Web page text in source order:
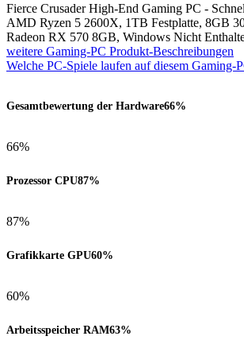
Fierce Crusader High-End Gaming PC -
AMD Ryzen 5 2600X, 1TB Festplatte, 8GB
Radeon RX 570 8GB, Windows Nicht
weitere Gaming-PC Produkt-Beschreibungen
Welche PC-Spiele laufen auf diesem Gaming-
Gesamtbewertung der Hardware66%
66%
Prozessor CPU87%
87%
Grafikkarte GPU60%
60%
Arbeitsspeicher RAM63%